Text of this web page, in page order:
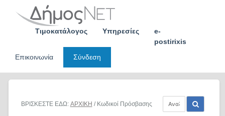
Τιμοκατάλογος Υπηρεσίες
e-
postirixis
Επικοινωνία
Σύνδεση
ΒΡΙΣΚΕΣΤΕ ΕΔΩ: ΑΡΧΙΚΗ / Κωδικοί Πρόσβασης